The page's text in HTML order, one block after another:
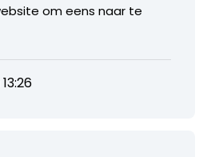
om eens naar te